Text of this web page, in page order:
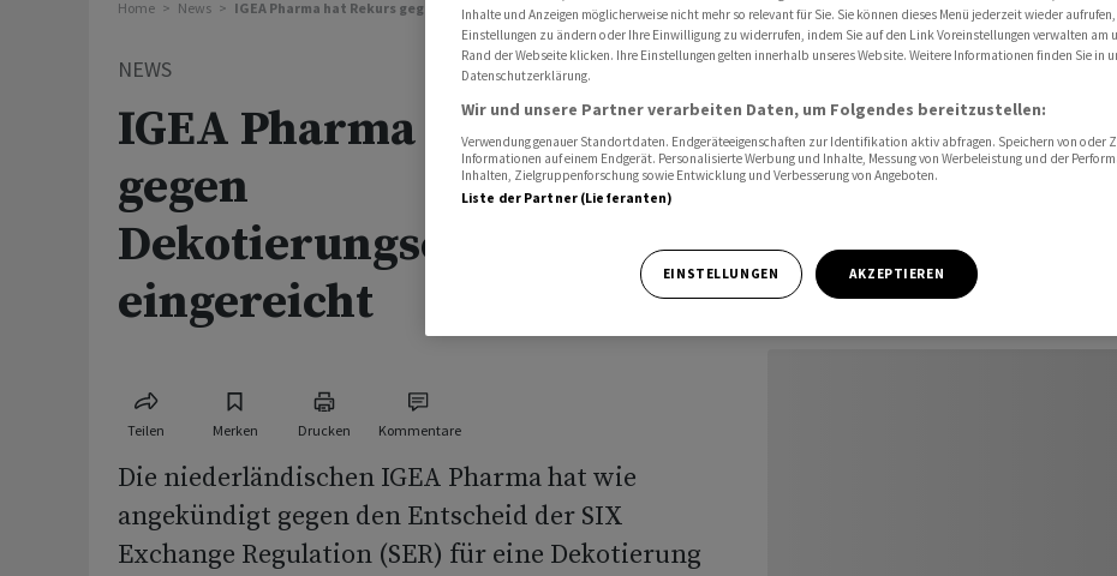
Home News IGEA Pharma hat Rekurs gegen Dekotierungsentscheid eingereicht
NEWS
IGEA Pharma hat Rekurs
gegen
Dekotierungsentscheid
eingereicht
Teilen Merken Drucken Kommentare
Die niederländischen IGEA Pharma hat wie
angekündigt gegen den Entscheid der SIX
Exchange Regulation (SER) für eine Dekotierung
Inhalte und Anzeigen möglicherweise nicht mehr so relevant für Sie. Sie können dieses Menü jederzeit wieder
Einstellungen zu ändern oder Ihre Einwilligung zu widerrufen, indem Sie auf den Link Voreinstellungen verwalten am
Rand der Webseite klicken. Ihre Einstellungen gelten innerhalb unseres Website. Weitere Informationen finden Sie in
Datenschutzerklärung.
Wir und unsere Partner verarbeiten Daten, um Folgendes bereitzustellen:
Verwendung genauer Standortdaten. Endgeräteeigenschaften zur Identifikation aktiv abfragen. Speichern von oder
Informationen auf einem Endgerät. Personalisierte Werbung und Inhalte, Messung von Werbeleistung und der
Inhalten, Zielgruppenforschung sowie Entwicklung und Verbesserung von Angeboten.
Liste der Partner (Lieferanten)
EINSTELLUNGEN AKZEPTIEREN